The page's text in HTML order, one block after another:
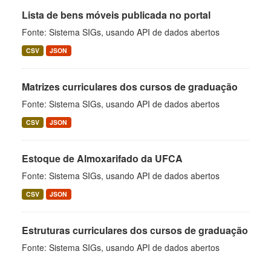
Lista de bens móveis publicada no portal
Fonte: Sistema SIGs, usando API de dados abertos
CSV JSON
Matrizes curriculares dos cursos de graduação
Fonte: Sistema SIGs, usando API de dados abertos
CSV JSON
Estoque de Almoxarifado da UFCA
Fonte: Sistema SIGs, usando API de dados abertos
CSV JSON
Estruturas curriculares dos cursos de graduação
Fonte: Sistema SIGs, usando API de dados abertos